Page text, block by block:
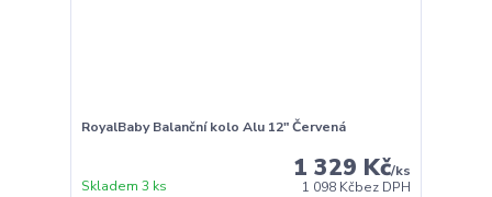
RoyalBaby Balanční kolo Alu 12" Červená
1 329 Kč/ks
1 098 Kčbez DPH
Skladem 3 ks